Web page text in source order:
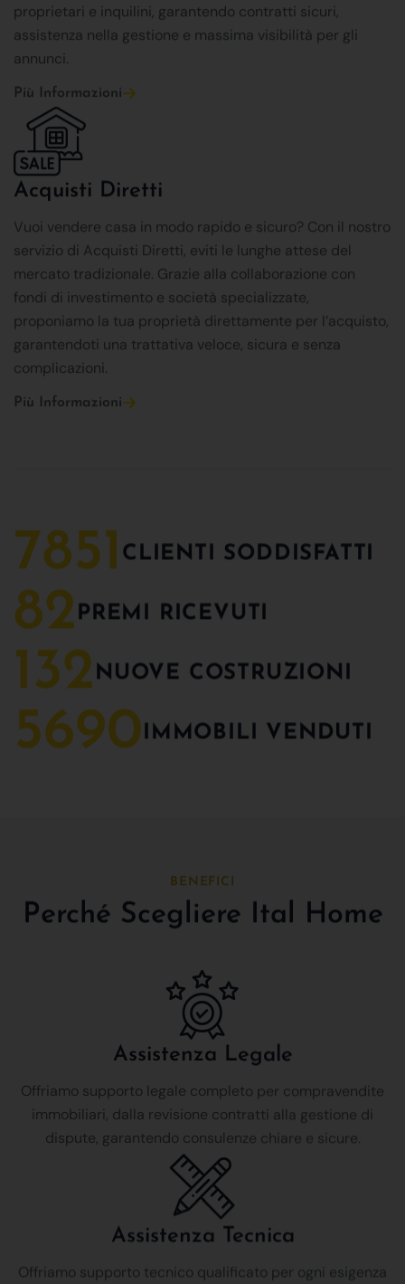
proprietari e inquilini, garantendo contratti sicuri,
assistenza nella gestione e massima visibilità per gli
annunci.
Più Informazioni
Acquisti Diretti
Vuoi vendere casa in modo rapido e sicuro? Con il nostro
servizio di Acquisti Diretti, eviti le lunghe attese del
mercato tradizionale. Grazie alla collaborazione con
fondi di investimento e società specializzate,
proponiamo la tua proprietà direttamente per l’acquisto,
garantendoti una trattativa veloce, sicura e senza
complicazioni.
Più Informazioni
7851 CLIENTI SODDISFATTI
82 PREMI RICEVUTI
132 NUOVE COSTRUZIONI
5690 IMMOBILI VENDUTI
BENEFICI
Perché Scegliere Ital Home
Assistenza Legale
Offriamo supporto legale completo per compravendite
immobiliari, dalla revisione contratti alla gestione di
dispute, garantendo consulenze chiare e sicure.
Assistenza Tecnica
Offriamo supporto tecnico qualificato per ogni esigenza